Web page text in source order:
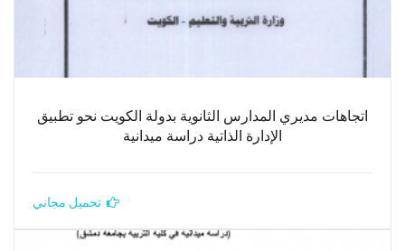
اتجاهات مديري المدارس الثانوية بدولة الكويت نحو تطبيق
الإدارة الذاتية دراسة ميدانية
تحميل مجاني